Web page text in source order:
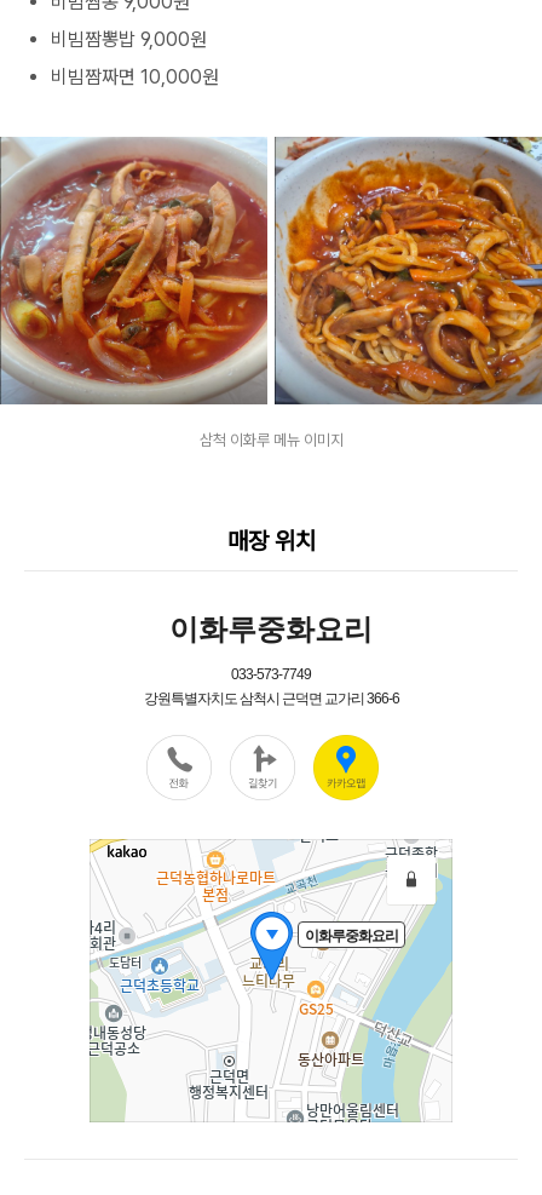
비빔짬뽕밥 9,000원
비빔짬짜면 10,000원
삼척 이화루 메뉴 이미지
매장 위치